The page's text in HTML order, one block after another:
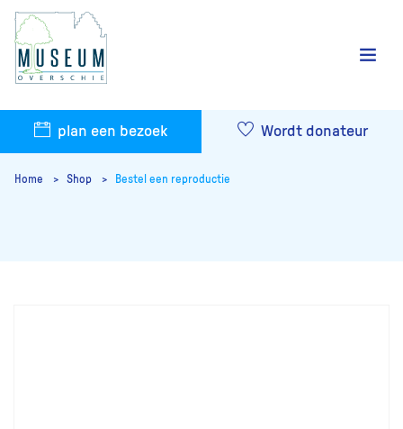
plan een bezoek Wordt donateur
Home Shop Bestel een reproductie